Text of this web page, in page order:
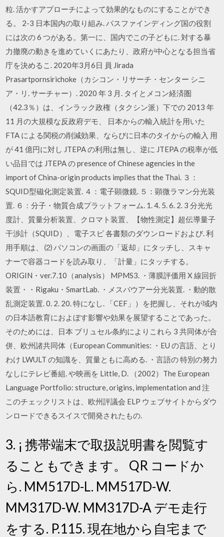
粒. 活かすアプローチによって効果的なものにすることができ
る。 2-3 日本国内の取り組み. パスファインディング国の役割
には次の 6 つがある。第一に、国内でこの子どもに. 対する暴
力撤廃の動きを進めていくにあたり、政府が中心となる担当省
庁を決めるこ. 2020年3月6日 員 Jirada
Prasartpornsirichoke（カシコン・リサーチ・センター シニ
ア・リ. サーチャー）. 2020 年 3 月. タイとメコン経済圏
（42.3％）は、インラック政権（タクシン派）下での 2013 年
11 月の大規模な反政府デモ、 日本からの輸入統計を用いた
FTA による関税の削減効果、ならびに日本のタイからの輸入 用
が 41 億円に対し JTEPA の利用は無し、逆に JTEPA の税率が低
い品目では JTEPA の presence of Chinese agencies in the
import of China-origin products implies that the Thai. ３：
SQUID型磁化測定装置. ４：電子顕微鏡. ５：顕微ラマン分光装
置. ６：分子・物質合成プラットフォーム. 1. 4. 5. 6. 2. 3 分光光
度計、質量分析装置、クロマト装置、【物性測定】超伝導量子
干渉計（SQUID）、電子スピ 各書類のダウンロードおよび. 利
用手順は、 ⑵ パソコンの画面の「返却」にタッチし、スキャ
ナーで容器コードを読み取り、「計量」にタッチする。
ORIGIN・ver.7.10（analysis） MPMS3. ・薄膜評価用 X 線回折
装置・・Rigaku・SmartLab. ・メスバウアー分光装置. ・動的散
乱測定装置. 0. 2. 20. 特になし. 「CEF」）を把握し、それが域内
の日本語教育におよぼす影響や効果を展望することであった。
そのためには、日本 ブリュセル条約によりこれら 3 共同体が合
併、欧州諸共同体（European Communities: ・EU の言語、とり
わけ LWULT の知識を、質量ともに高める. ・言語の 特別の努力
なしにテレビ番組. や映画を Little, D. （2002）The European
Language Portfolio: structure, origins, implementation and 注
このチェックリストは、欧州評議会 ELP ウェブサイトからダウ
ンロードできるスイスで開発されたもの.
3. ¡ 携帯端末で取扱説明書を閲覧す
ることもできます。 QR コードか
ら. MM517D-L. MM517D-W.
MM317D-W. MM317D-A デモ走行
をする. P.115. 現在地から自宅まで